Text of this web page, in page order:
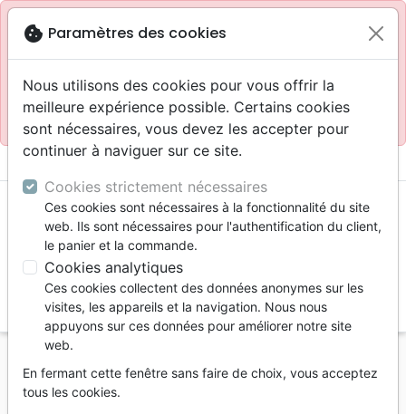
blockSite réservé aux professionnels
Accès pour les professionnels : Se connecter
Site pour le grand public : La Maison de la Bible
menu
Vous ne pouvez pas créer de nouvelle commande
depuis votre pays (United States).
cookie Paramètres des cookies
Nous utilisons des cookies pour vous offrir la
meilleure expérience possible. Certains cookies
sont nécessaires, vous devez les accepter pour
continuer à naviguer sur ce site.
Cookies strictement nécessaires
Ces cookies sont nécessaires à la fonctionnalité du site
web. Ils sont nécessaires pour l'authentification du client,
le panier et la commande.
Cookies analytiques
Ces cookies collectent des données anonymes sur les
visites, les appareils et la navigation. Nous nous
appuyons sur ces données pour améliorer notre site
web.
En fermant cette fenêtre sans faire de choix, vous acceptez
tous les cookies.